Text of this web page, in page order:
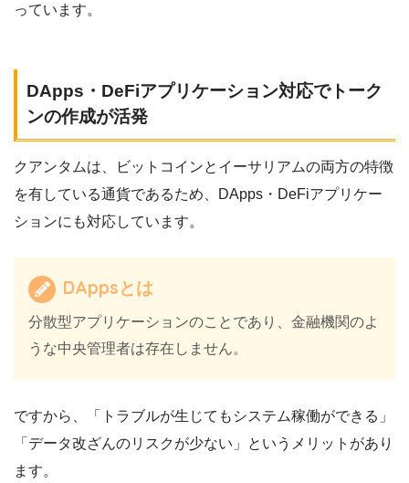
っています。
DApps・DeFiアプリケーション対応でトーク
ンの作成が活発
クアンタムは、ビットコインとイーサリアムの両方の特徴
を有している通貨であるため、DApps・DeFiアプリケー
ションにも対応しています。
DAppsとは
分散型アプリケーションのことであり、金融機関のよ
うな中央管理者は存在しません。
ですから、「トラブルが生じてもシステム稼働ができる」
「データ改ざんのリスクが少ない」というメリットがあり
ます。